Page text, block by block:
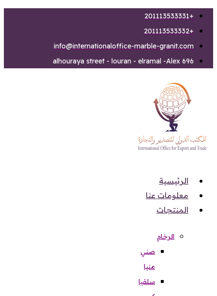
Skip
content
+201113533331
+201113533332
info@internationaloffice-marble-granit.com
696 alhouraya street - louran - elramal -Alex
الرئيسية
معلومات عنا
المنتجات
الرخام
صني
منيا
سلفيا